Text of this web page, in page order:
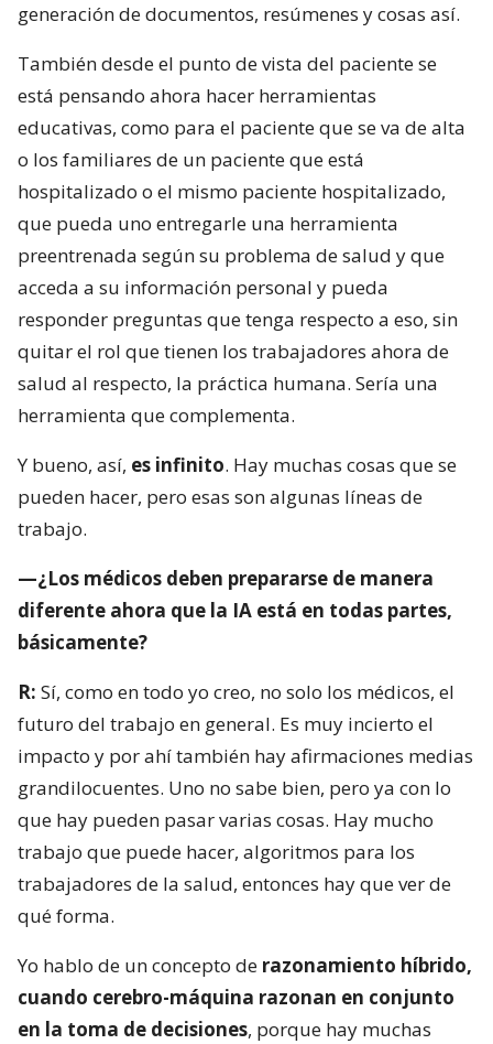
generación de documentos, resúmenes y cosas así.
También desde el punto de vista del paciente se
está pensando ahora hacer herramientas
educativas, como para el paciente que se va de alta
o los familiares de un paciente que está
hospitalizado o el mismo paciente hospitalizado,
que pueda uno entregarle una herramienta
preentrenada según su problema de salud y que
acceda a su información personal y pueda
responder preguntas que tenga respecto a eso, sin
quitar el rol que tienen los trabajadores ahora de
salud al respecto, la práctica humana. Sería una
herramienta que complementa.
Y bueno, así, es infinito. Hay muchas cosas que se
pueden hacer, pero esas son algunas líneas de
trabajo.
—¿Los médicos deben prepararse de manera
diferente ahora que la IA está en todas partes,
básicamente?
R: Sí, como en todo yo creo, no solo los médicos, el
futuro del trabajo en general. Es muy incierto el
impacto y por ahí también hay afirmaciones medias
grandilocuentes. Uno no sabe bien, pero ya con lo
que hay pueden pasar varias cosas. Hay mucho
trabajo que puede hacer, algoritmos para los
trabajadores de la salud, entonces hay que ver de
qué forma.
Yo hablo de un concepto de razonamiento híbrido,
cuando cerebro-máquina razonan en conjunto
en la toma de decisiones, porque hay muchas